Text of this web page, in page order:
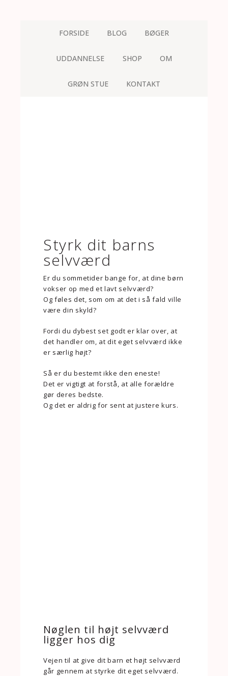
FORSIDE BLOG BØGER
UDDANNELSE SHOP OM
GRØN STUE KONTAKT
Styrk dit barns
selvværd
Er du sommetider bange for, at dine børn
vokser op med et lavt selvværd?
Og føles det, som om at det i så fald ville
være din skyld?
Fordi du dybest set godt er klar over, at
det handler om, at dit eget selvværd ikke
er særlig højt?
Så er du bestemt ikke den eneste!
Det er vigtigt at forstå, at alle forældre
gør deres bedste.
Og det er aldrig for sent at justere kurs.
Nøglen til højt selvværd
ligger hos dig
Vejen til at give dit barn et højt selvværd
går gennem at styrke dit eget selvværd.